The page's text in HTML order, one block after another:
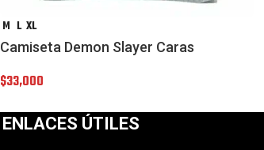
M L XL
Camiseta Demon Slayer Caras
$33,000
ENLACES ÚTILES